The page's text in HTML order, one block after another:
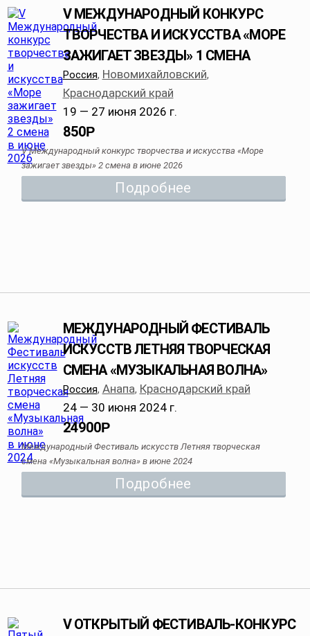
V МЕЖДУНАРОДНЫЙ КОНКУРС
ТВОРЧЕСТВА И ИСКУССТВА «МОРЕ
ЗАЖИГАЕТ ЗВЕЗДЫ» 1 СМЕНА
Россия, Новомихайловский,
Краснодарский край
19 — 27 июня 2026 г.
850Р
V Международный конкурс творчества и искусства «Море
зажигает звезды» 2 смена в июне 2026
Подробнее
МЕЖДУНАРОДНЫЙ ФЕСТИВАЛЬ
ИСКУССТВ ЛЕТНЯЯ ТВОРЧЕСКАЯ
СМЕНА «МУЗЫКАЛЬНАЯ ВОЛНА»
Россия, Анапа, Краснодарский край
24 — 30 июня 2024 г.
24900Р
Международный Фестиваль искусств Летняя творческая
смена «Музыкальная волна» в июне 2024
Подробнее
V ОТКРЫТЫЙ ФЕСТИВАЛЬ-КОНКУРС